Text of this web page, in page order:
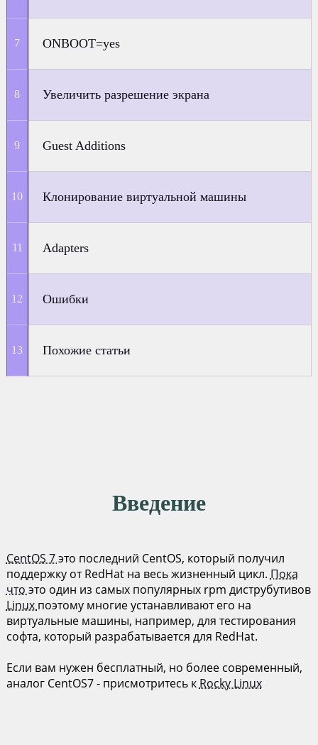
ONBOOT=yes
Увеличить разрешение экрана
Guest Additions
Клонирование виртуальной машины
Adapters
Ошибки
Похожие статьи
Введение
CentOS 7это последний CentOS, который получил
поддержку от RedHat на весь жизненный цикл. Пока
что это один из самых популярных rpm диструбутивов
Linux поэтому многие устанавливают его на
виртуальные машины, например, для тестирования
софта, который разрабатывается для RedHat.
Если вам нужен бесплатный, но более современный,
аналог CentOS7 - присмотритесь к Rocky Linux